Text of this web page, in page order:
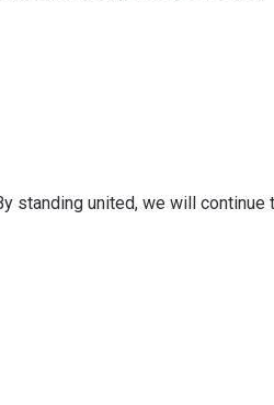
standing united, we will